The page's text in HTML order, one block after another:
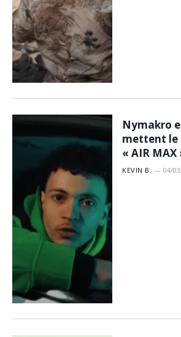
Nymakro
mettent le
« AIR MAX
KEVIN B. 04/